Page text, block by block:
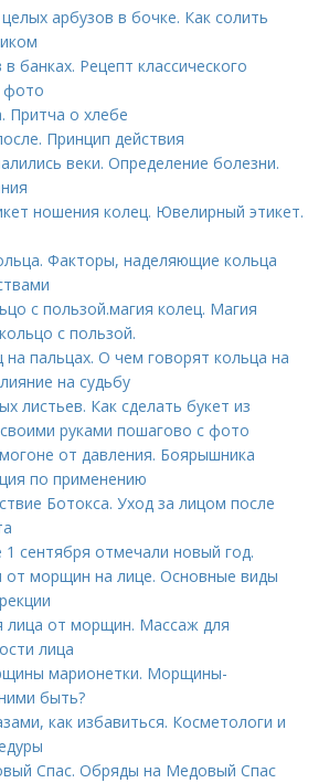
арбузов в бочке. Как солить
банках. Рецепт классического
фото
Притча о хлебе
Принцип действия
веки. Определение болезни.
ношения колец. Ювелирный этикет.
Факторы, наделяющие кольца
с пользой. магия колец. Магия
с пользой.
на пальцах. О чем говорят кольца на
на судьбу
листьев. Как сделать букет из
руками пошагово с фото
от давления. Боярышника
по применению
Ботокса. Уход за лицом после
сентября отмечали новый год.
от морщин на лице. Основные виды
лица от морщин. Массаж для
лица
марионетки. Морщины-
быть?
как избавиться. Косметологи и
Спас. Обряды на Медовый Спас